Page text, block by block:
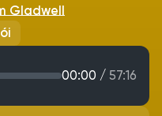
Gladwell
00:00 / 57:16